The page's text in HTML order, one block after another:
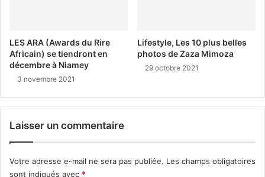
LES ARA (Awards du Rire
Africain) se tiendront en
décembre à Niamey
3 novembre 2021
Lifestyle, Les 10 plus belles
photos de Zaza Mimoza
29 octobre 2021
Laisser un commentaire
Votre adresse e-mail ne sera pas publiée. Les champs obligatoires
sont indiqués avec *